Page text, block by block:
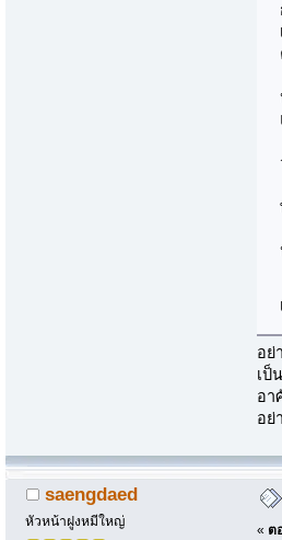
อย่
เป็
อา
อย่
saengdaed
หัวหน้าฝูงหมีใหญ่
« ต